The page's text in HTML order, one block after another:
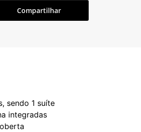
Compartilhar
sendo 1 suíte
integradas